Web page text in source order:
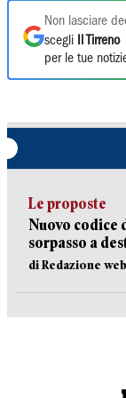
Non lasciare
scegli
Il Tirreno
per le tue
Le proposte
Nuovo codice
sorpasso a
di Redazione web